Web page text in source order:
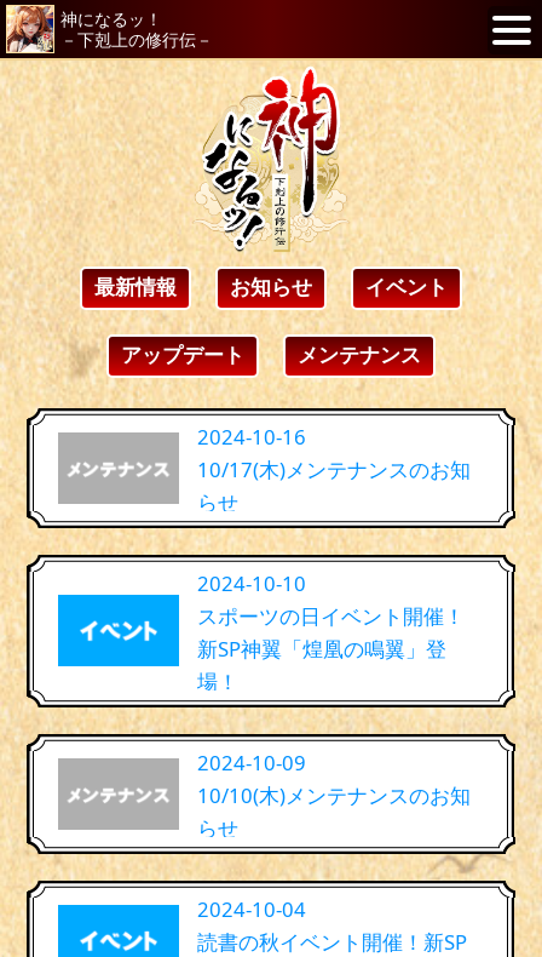
神になるッ！
－下剋上の修行伝－
最新情報 お知らせ イベント
アップデート メンテナンス
2024-10-16
10/17(木)メンテナンスのお知
らせ
2024-10-10
スポーツの日イベント開催！
新SP神翼「煌凰の鳴翼」登
場！
2024-10-09
10/10(木)メンテナンスのお知
らせ
2024-10-04
読書の秋イベント開催！新SP